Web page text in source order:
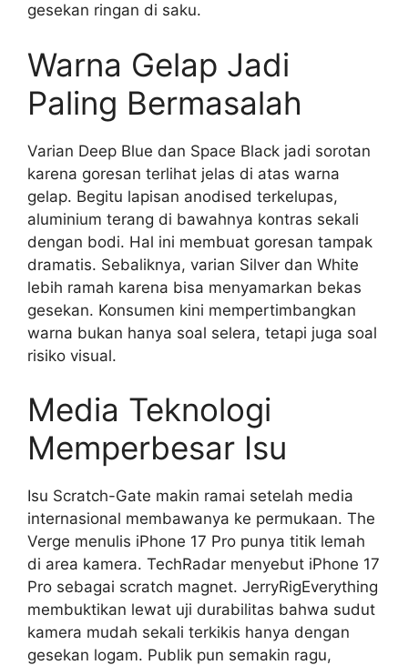
gesekan ringan di saku.
Warna Gelap Jadi
Paling Bermasalah
Varian Deep Blue dan Space Black jadi sorotan
karena goresan terlihat jelas di atas warna
gelap. Begitu lapisan anodised terkelupas,
aluminium terang di bawahnya kontras sekali
dengan bodi. Hal ini membuat goresan tampak
dramatis. Sebaliknya, varian Silver dan White
lebih ramah karena bisa menyamarkan bekas
gesekan. Konsumen kini mempertimbangkan
warna bukan hanya soal selera, tetapi juga soal
risiko visual.
Media Teknologi
Memperbesar Isu
Isu Scratch-Gate makin ramai setelah media
internasional membawanya ke permukaan. The
Verge menulis iPhone 17 Pro punya titik lemah
di area kamera. TechRadar menyebut iPhone 17
Pro sebagai scratch magnet. JerryRigEverything
membuktikan lewat uji durabilitas bahwa sudut
kamera mudah sekali terkikis hanya dengan
gesekan logam. Publik pun semakin ragu,